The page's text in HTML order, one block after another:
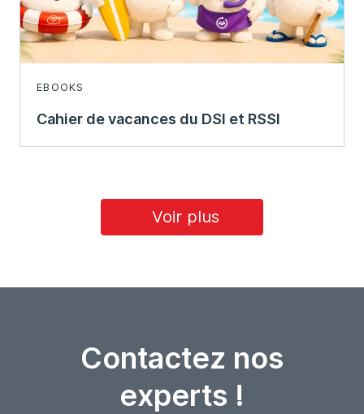
EBOOKS
Cahier de vacances du DSI et RSSI
Voir plus
Contactez nos
experts !